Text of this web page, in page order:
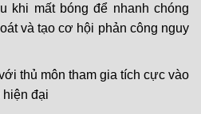
khi mất bóng để nhanh chóng
và tạo cơ hội phản công nguy
thủ môn tham gia tích cực vào
hiện đại